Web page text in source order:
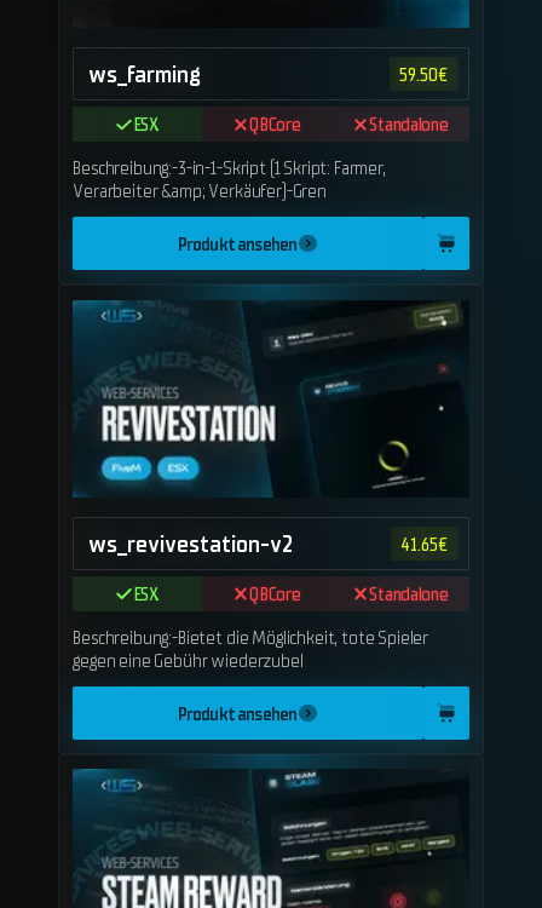
ws_farming 59.50€
ESX QBCore
Standalone
Beschreibung:-3-in-1-Skript (1 Skript: Farmer,
Verarbeiter &amp; Verkäufer)-Gren
Produkt ansehen
ws_revivestation-v2 41.65€
ESX QBCore
Standalone
Beschreibung:-Bietet die Möglichkeit, tote Spieler
gegen eine Gebühr wiederzubel
Produkt ansehen